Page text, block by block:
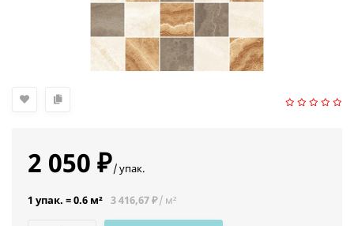
2 050 ₽/упак.
1 упак. =0.6 м² 3 416,67 ₽/ м²